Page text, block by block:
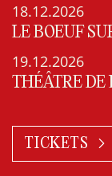
18.12.2026
LE BOEUF
19.12.2026
THÉÂTRE DE
TICKETS